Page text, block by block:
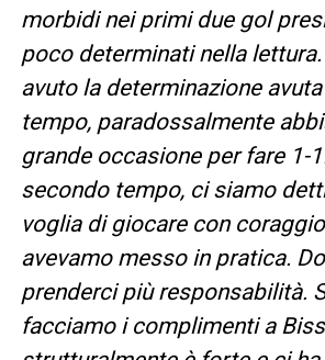
morbidi nei primi due gol
poco determinati nella
avuto la determinazione
tempo, paradossalmente
grande occasione per fare 1-
secondo tempo, ci siamo detti
voglia di giocare con
avevamo messo in pratica.
prenderci più responsabilità.
facciamo i complimenti a